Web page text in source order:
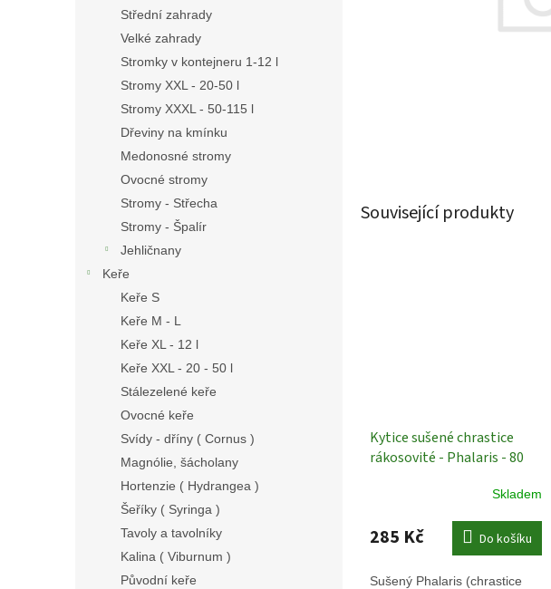
Střední zahrady
Velké zahrady
Stromky v kontejneru 1-12 l
Stromy XXL - 20-50 l
Stromy XXXL - 50-115 l
Dřeviny na kmínku
Medonosné stromy
Ovocné stromy
Stromy - Střecha
Stromy - Špalír
Jehličnany
Keře
Keře S
Keře M - L
Keře XL - 12 l
Keře XXL - 20 - 50 l
Stálezelené keře
Ovocné keře
Svídy - dříny ( Cornus )
Magnólie, šácholany
Hortenzie ( Hydrangea )
Šeříky ( Syringa )
Tavoly a tavolníky
Kalina ( Viburnum )
Původní keře
Související produkty
Kytice sušené chrastice
rákosovité - Phalaris - 80
Skladem
285 Kč Do košíku
Sušený Phalaris (chrastice